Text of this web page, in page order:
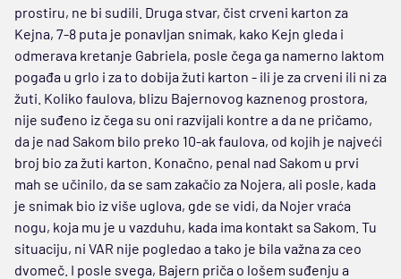
prostiru, ne bi sudili. Druga stvar, čist crveni karton za
Kejna, 7-8 puta je ponavljan snimak, kako Kejn gleda i
odmerava kretanje Gabriela, posle čega ga namerno laktom
pogađa u grlo i za to dobija žuti karton - ili je za crveni ili ni za
žuti. Koliko faulova, blizu Bajernovog kaznenog prostora,
nije suđeno iz čega su oni razvijali kontre a da ne pričamo,
da je nad Sakom bilo preko 10-ak faulova, od kojih je najveći
broj bio za žuti karton. Konačno, penal nad Sakom u prvi
mah se učinilo, da se sam zakačio za Nojera, ali posle, kada
je snimak bio iz više uglova, gde se vidi, da Nojer vraća
nogu, koja mu je u vazduhu, kada ima kontakt sa Sakom. Tu
situaciju, ni VAR nije pogledao a tako je bila važna za ceo
dvomeč. I posle svega, Bajern priča o lošem suđenju a